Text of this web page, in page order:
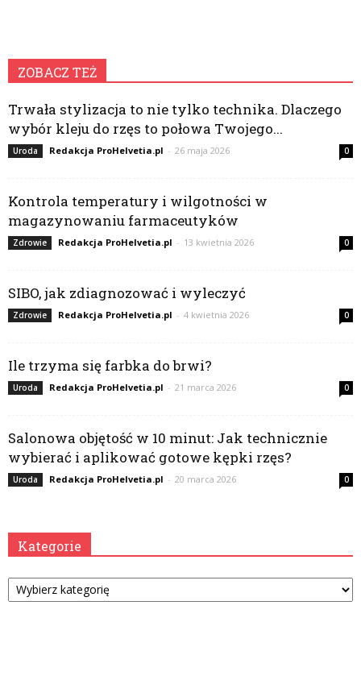
ZOBACZ TEŻ
Trwała stylizacja to nie tylko technika. Dlaczego
wybór kleju do rzęs to połowa Twojego...
Uroda Redakcja ProHelvetia.pl - 26 maja 2026 0
Kontrola temperatury i wilgotności w
magazynowaniu farmaceutyków
Zdrowie Redakcja ProHelvetia.pl - 13 kwietnia 2026 0
SIBO, jak zdiagnozować i wyleczyć
Zdrowie Redakcja ProHelvetia.pl - 4 kwietnia 2026 0
Ile trzyma się farbka do brwi?
Uroda Redakcja ProHelvetia.pl - 21 marca 2026 0
Salonowa objętość w 10 minut: Jak technicznie
wybierać i aplikować gotowe kępki rzęs?
Uroda Redakcja ProHelvetia.pl - 20 marca 2026 0
Kategorie
Kategorie